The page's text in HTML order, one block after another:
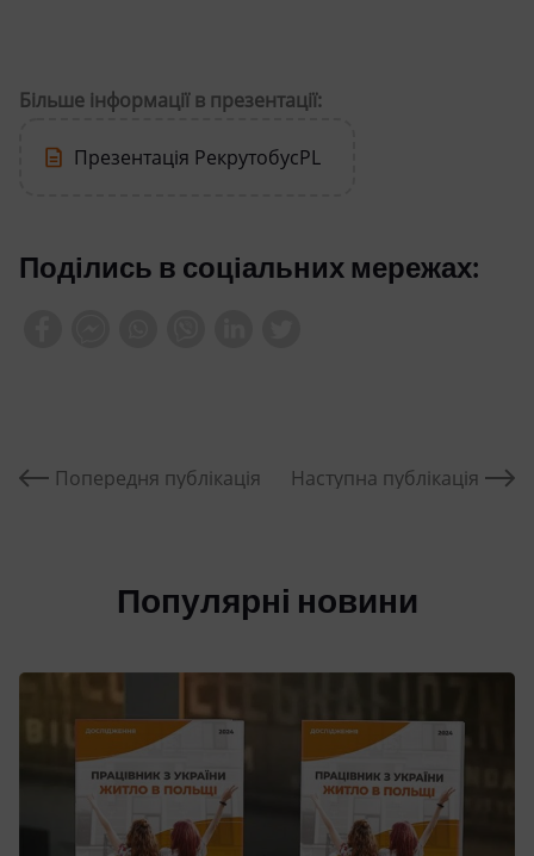
Більше інформації в презентації:
Презентація РекрутобусPL
Поділись в соціальних мережах:
Попередня публікація Наступна публікація
Популярні новини